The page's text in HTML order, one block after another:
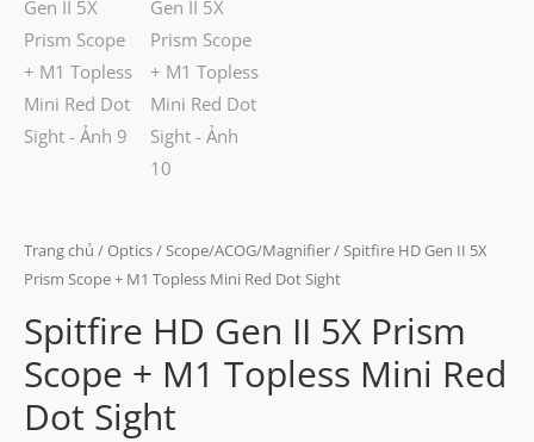
Trang chủ /Optics/Scope/ACOG/Magnifier/ Spitfire HD Gen II 5X
Prism Scope + M1 Topless Mini Red Dot Sight
Spitfire HD Gen II 5X Prism
Scope + M1 Topless Mini Red
Dot Sight